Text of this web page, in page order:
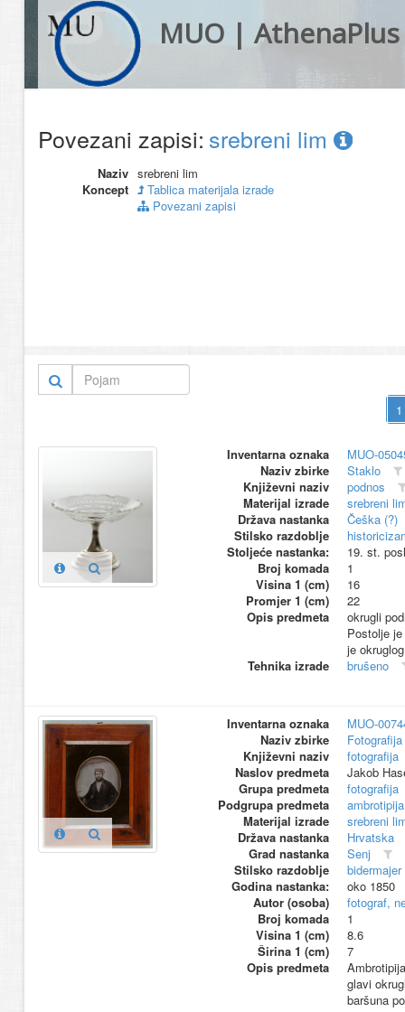
MUO | AthenaPlus
Povezani zapisi: srebreni lim
Naziv srebreni lim
Koncept
Tablica materijala izrade
Povezani zapisi
Inventarna oznaka
MUO-
Naziv zbirke
Staklo
Književni naziv
podnos
Materijal izrade
srebreni
Država nastanka
Češka (?)
Stilsko razdoblje
Stoljeće nastanka:
19. st.
Broj komada
1
Visina 1 (cm)
16
Promjer 1 (cm)
22
Opis predmeta
okrugli
Postolje
je
Tehnika izrade
brušeno
Inventarna oznaka
MUO-
Naziv zbirke
Književni naziv
fotografija
Naslov predmeta
Jakob
Grupa predmeta
fotografija
Podgrupa predmeta
ambrotipija
Materijal izrade
srebreni
Država nastanka
Hrvatska
Grad nastanka
Senj
Stilsko razdoblje
bidermajer
Godina nastanka:
oko 1850
Autor (osoba)
fotograf,
Broj komada
1
Visina 1 (cm)
8.6
Širina 1 (cm)
7
Opis predmeta
glavi
baršuna